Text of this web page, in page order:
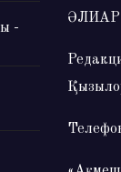
-